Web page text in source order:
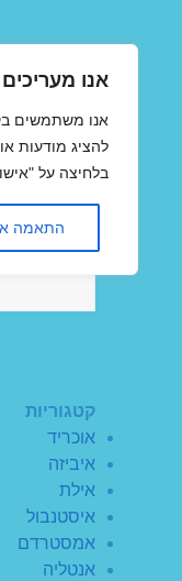
אנו
אנו משתמשים
להציג מודעות
בלחיצה על
התאמה
MegaFlights טיסות מוזלות
חיפוש
קטגוריות
אוכריד
איביזה
אילת
איסטנבול
אמסטרדם
אנטליה